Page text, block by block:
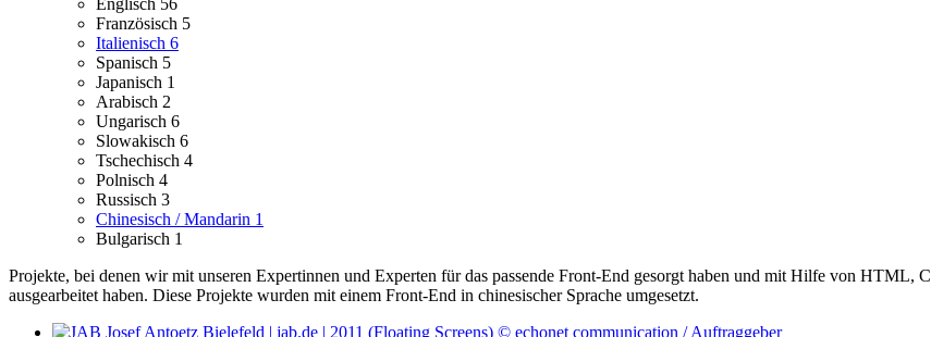
Englisch 56
Französisch 5
Italienisch 6
Spanisch 5
Japanisch 1
Arabisch 2
Ungarisch 6
Slowakisch 6
Tschechisch 4
Polnisch 4
Russisch 3
Chinesisch / Mandarin 1
Bulgarisch 1
Projekte, bei denen wir mit unseren Expertinnen und Experten für das passende Front-End gesorgt haben und mit Hilfe von HTML,
ausgearbeitet haben. Diese Projekte wurden mit einem Front-End in chinesischer Sprache umgesetzt.